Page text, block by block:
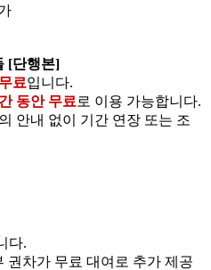
[단행본]
료입니다.
동안 무료 로 이용 가능합니다.
안내 없이 기간 연장 또는 조
다.
권차가 무료 대여로 추가 제공